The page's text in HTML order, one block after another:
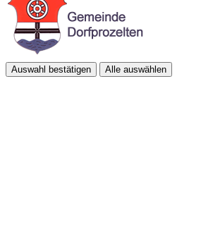
Auswahl bestätigen Alle auswählen